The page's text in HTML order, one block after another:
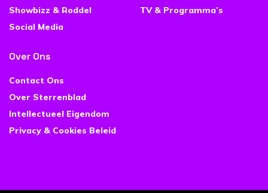
Showbizz & Roddel
Social Media
TV & Programma’s
Over Ons
Contact Ons
Over Sterrenblad
Intellectueel Eigendom
Privacy & Cookies Beleid